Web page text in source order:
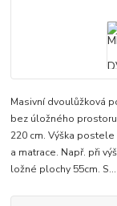
Masivní dvoulůžková
bez úložného
220 cm. Výška
a matrace. Např. při
ložné plochy 55cm. S...